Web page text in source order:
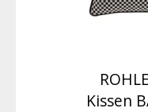
Kissen